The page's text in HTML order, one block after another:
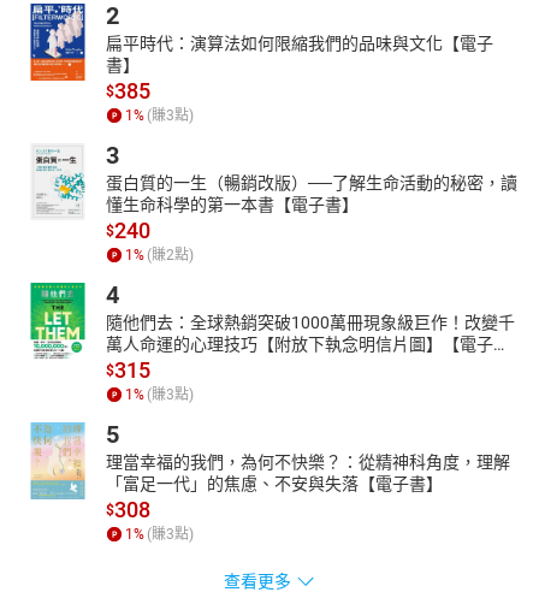
2
扁平時代：演算法如何限縮我們的品味與文化【電子
書】
$385
1 % (賺3點)
3
蛋白質的一生（暢銷改版）──了解生命活動的秘密，讀
懂生命科學的第一本書【電子書】
$240
1 % (賺2點)
4
隨他們去：全球熱銷突破1000萬冊現象級巨作！改變千
萬人命運的心理技巧【附放下執念明信片圖】【電子
書】
$315
1 % (賺3點)
5
理當幸福的我們，為何不快樂？：從精神科角度，理解
「富足一代」的焦慮、不安與失落【電子書】
$308
1 % (賺3點)
查看更多